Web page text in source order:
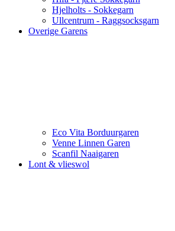
Hjelholts - Sokkegarn
Ullcentrum - Raggsocksgarn
Overige Garens
Eco Vita Borduurgaren
Venne Linnen Garen
Scanfil Naaigaren
Lont & vlieswol